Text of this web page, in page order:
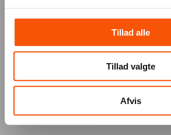
Tillad alle
Tillad valgte
Afvis